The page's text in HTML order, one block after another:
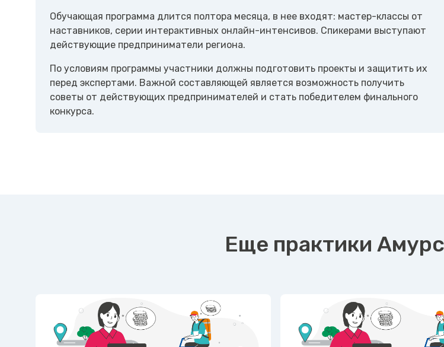
Обучающая программа длится полтора месяца, в нее входят: мастер-классы от
наставников, серии интерактивных онлайн-интенсивов. Спикерами выступают
действующие предприниматели региона.
По условиям программы участники должны подготовить проекты и защитить их
перед экспертами. Важной составляющей является возможность получить
советы от действующих предпринимателей и стать победителем финального
конкурса.
Еще практики